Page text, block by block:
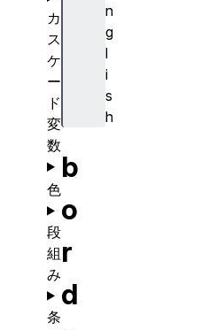
n
g
l
i
s
h
b
o
r
d
カ
ス
ケ
ー
ド
変
数
色
段
組
み
条